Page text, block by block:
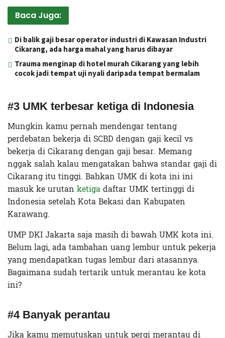
Baca Juga:
Di balik gaji besar operator industri di Kawasan Industri
Cikarang, ada harga mahal yang harus dibayar
Trauma menginap di hotel murah Cikarang yang lebih
cocok jadi tempat uji nyali daripada tempat bermalam
#3 UMK terbesar ketiga di Indonesia
Mungkin kamu pernah mendengar tentang
perdebatan bekerja di SCBD dengan gaji kecil vs
bekerja di Cikarang dengan gaji besar. Memang
nggak salah kalau mengatakan bahwa standar gaji di
Cikarang itu tinggi. Bahkan UMK di kota ini ini
masuk ke urutan ketigadaftar UMK tertinggi di
Indonesia setelah Kota Bekasi dan Kabupaten
Karawang.
UMP DKI Jakarta saja masih di bawah UMK kota ini.
Belum lagi, ada tambahan uang lembur untuk pekerja
yang mendapatkan tugas lembur dari atasannya.
Bagaimana sudah tertarik untuk merantau ke kota
ini?
#4 Banyak perantau
Jika kamu memutuskan untuk pergi merantau di